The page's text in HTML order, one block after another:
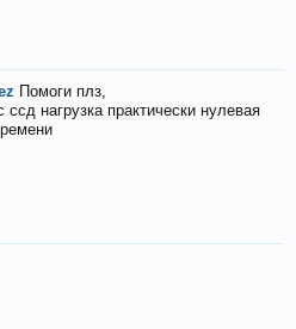
Помоги плз,
ссд нагрузка практически нулевая